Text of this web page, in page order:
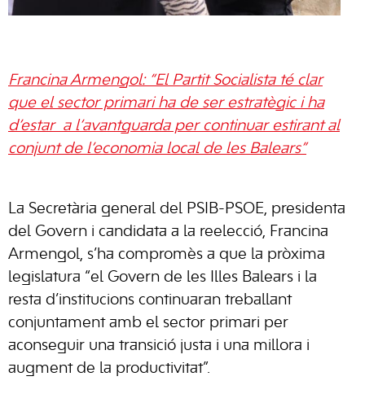
Francina Armengol: “El Partit Socialista té clar
que el sector primari ha de ser estratègic i ha
d’estar a l’avantguarda per continuar estirant al
conjunt de l’economia local de les Balears”
La Secretària general del PSIB-PSOE, presidenta
del Govern i candidata a la reelecció, Francina
Armengol, s’ha compromès a que la pròxima
legislatura “el Govern de les Illes Balears i la
resta d’institucions continuaran treballant
conjuntament amb el sector primari per
aconseguir una transició justa i una millora i
augment de la productivitat”.